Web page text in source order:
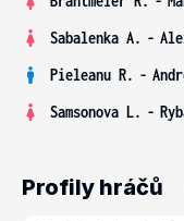
Sabalenka A. -
Pieleanu R. -
Samsonova L. -
Profily hráčů